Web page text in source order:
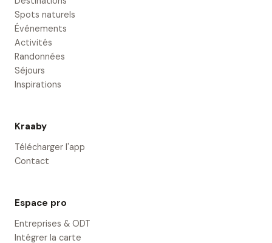
Spots naturels
Événements
Activités
Randonnées
Séjours
Inspirations
Kraaby
Télécharger l'app
Contact
Espace pro
Entreprises & ODT
Intégrer la carte